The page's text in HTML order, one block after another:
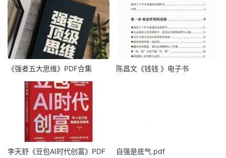
《强者五大思维》PDF合集 陈昌文《钱钱 》电子书
李天舒《豆包AI时代创富》PDF 自强是底气.pdf